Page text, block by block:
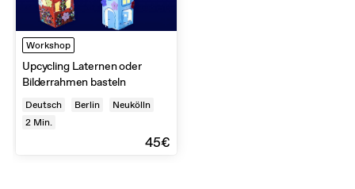
Workshop
Upcycling Laternen oder
Bilderrahmen basteln
Deutsch Berlin
Neukölln
2 Min.
45€